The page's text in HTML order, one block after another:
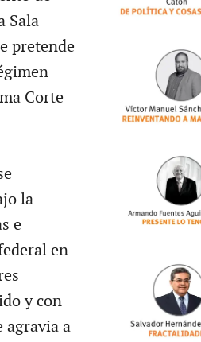
Sala
pretende
Corte
la
e
en
y con
agravia a